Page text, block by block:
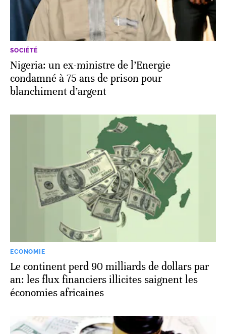
SOCIÉTÉ
Nigeria: un ex-ministre de l’Energie
condamné à 75 ans de prison pour
blanchiment d’argent
ECONOMIE
Le continent perd 90 milliards de dollars par
an: les flux financiers illicites saignent les
économies africaines